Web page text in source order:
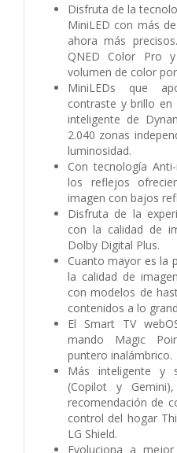
Disfruta de la
MiniLED con más
ahora más
QNED Color Pro
volumen de color
MiniLEDs que
contraste y brillo en
inteligente de
2.040 zonas
luminosidad.
Con tecnología
los reflejos
imagen con bajos
Disfruta de la
con la calidad de
Dolby Digital Plus.
Cuanto mayor es la
la calidad de
con modelos de
contenidos a lo
El Smart TV
mando Magic
puntero inalámbrico.
Más inteligente y
(Copilot y
recomendación de
control del hogar
LG Shield.
Evoluciona a